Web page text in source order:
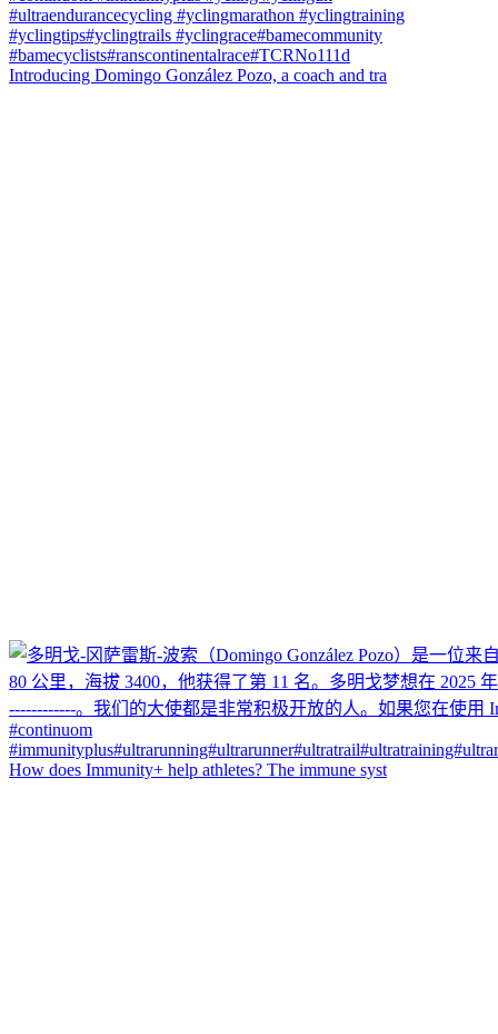
Introducing Domingo González Pozo, a coach and tra
How does Immunity+ help athletes? The immune syst